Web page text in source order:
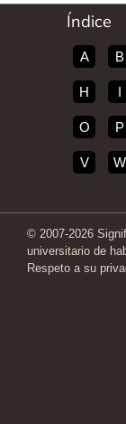
Índice
A B
H I
O P
V W
© 2007-2026
universitario de
Respeto a su